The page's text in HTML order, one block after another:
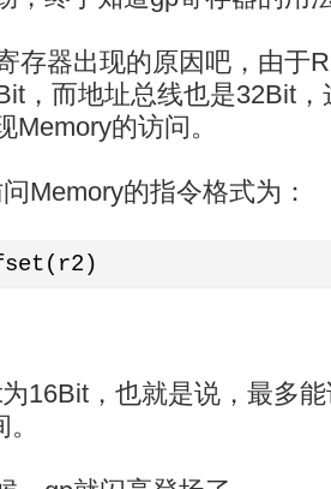
存器出现的原因吧，由于
，而地址总线也是32Bit
Memory的访问。
Memory的指令格式为：
16Bit，也就是说，最多